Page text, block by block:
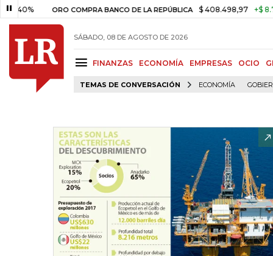
ORO COMPRA BANCO DE LA REPÚBLICA $ 408.498,97 +$ 8.753,81
SÁBADO, 08 DE AGOSTO DE 2026
FINANZAS ECONOMÍA EMPRESAS OCIO
TEMAS DE CONVERSACIÓN ECONOMÍA